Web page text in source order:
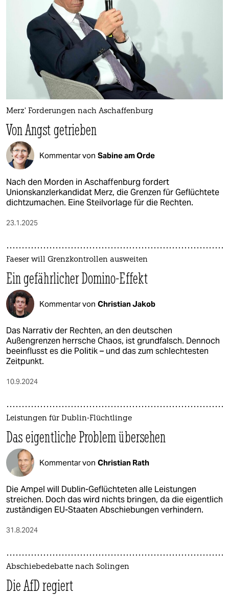
Merz’ Forderungen nach Aschaffenburg
Von Angst getrieben
Kommentar von Sabine am Orde
Nach den Morden in Aschaffenburg fordert
Unionskanzlerkandidat Merz, die Grenzen für Geflüchtete
dichtzumachen. Eine Steilvorlage für die Rechten.
23.1.2025
Faeser will Grenzkontrollen ausweiten
Ein gefährlicher Domino-Effekt
Kommentar von Christian Jakob
Das Narrativ der Rechten, an den deutschen
Außengrenzen herrsche Chaos, ist grundfalsch. Dennoch
beeinflusst es die Politik – und das zum schlechtesten
Zeitpunkt.
10.9.2024
Leistungen für Dublin-Flüchtlinge
Das eigentliche Problem übersehen
Kommentar von Christian Rath
Die Ampel will Dublin-Geflüchteten alle Leistungen
streichen. Doch das wird nichts bringen, da die eigentlich
zuständigen EU-Staaten Abschiebungen verhindern.
31.8.2024
Abschiebedebatte nach Solingen
Die AfD regiert